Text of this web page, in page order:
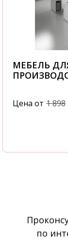
МЕБЕЛЬ
Цена от 1 898
по